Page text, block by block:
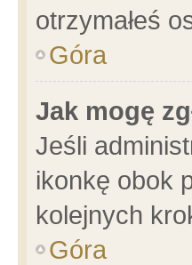
otrzymałeś
Góra
Jak mogę
Jeśli
ikonkę obok
kolejnych
Góra